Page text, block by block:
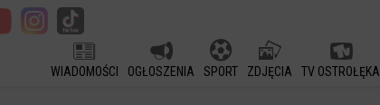
WIADOMOŚCI OGŁOSZENIA SPORT ZDJĘCIA TV OSTROŁĘKA